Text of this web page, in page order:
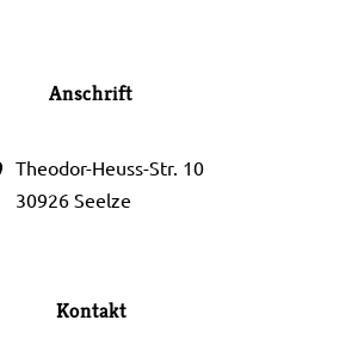
Anschrift
Theodor-Heuss-Str. 10
30926 Seelze
Kontakt